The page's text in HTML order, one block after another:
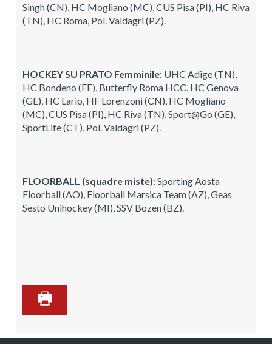
Singh (CN), HC Mogliano (MC), CUS Pisa (PI), HC Riva
(TN), HC Roma, Pol. Valdagri (PZ).
HOCKEY SU PRATO Femminile: UHC Adige (TN),
HC Bondeno (FE), Butterfly Roma HCC, HC Genova
(GE), HC Lario, HF Lorenzoni (CN), HC Mogliano
(MC), CUS Pisa (PI), HC Riva (TN), Sport@Go (GE),
SportLife (CT), Pol. Valdagri (PZ).
FLOORBALL (squadre miste): Sporting Aosta
Floorball (AO), Floorball Marsica Team (AZ), Geas
Sesto Unihockey (MI), SSV Bozen (BZ).